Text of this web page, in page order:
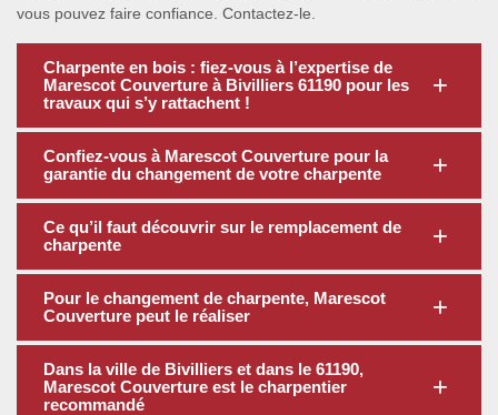
vous pouvez faire confiance. Contactez-le.
Charpente en bois : fiez-vous à l’expertise de
Marescot Couverture à Bivilliers 61190 pour les
travaux qui s’y rattachent !
Confiez-vous à Marescot Couverture pour la
garantie du changement de votre charpente
Ce qu’il faut découvrir sur le remplacement de
charpente
Pour le changement de charpente, Marescot
Couverture peut le réaliser
Dans la ville de Bivilliers et dans le 61190,
Marescot Couverture est le charpentier
recommandé